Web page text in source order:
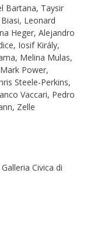
Bartana, Taysir
Leonard
Heger, Alejandro
Iosif Király,
Melina Mulas,
Power,
Steele-Perkins,
Vaccari, Pedro
Zelle
Civica di